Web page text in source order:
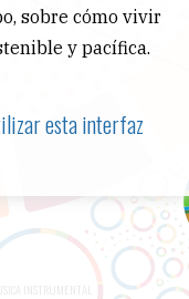
sobre cómo vivir
y pacífica.
esta interfaz